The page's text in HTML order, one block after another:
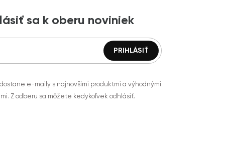
sa k oberu noviniek
e-maily s najnovšími produktmi a výhodnými
Z odberu sa môžete kedykoľvek odhlásiť.